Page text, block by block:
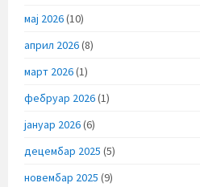
мај 2026(10)
април 2026(8)
март 2026(1)
фебруар 2026(1)
јануар 2026(6)
децембар 2025 (5)
новембар 2025 (9)